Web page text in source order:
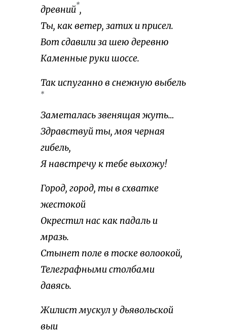
древний*,
Ты, как ветер, затих и присел.
Вот сдавили за шею деревню
Каменные руки шоссе.
Так испуганно в снежную выбель
*
Заметалась звенящая жуть…
Здравствуй ты, моя черная
гибель,
Я навстречу к тебе выхожу!
Город, город, ты в схватке
жестокой
Окрестил нас как падаль и
мразь.
Стынет поле в тоске волоокой,
Телеграфными столбами
давясь.
Жилист мускул у дьявольской
выи